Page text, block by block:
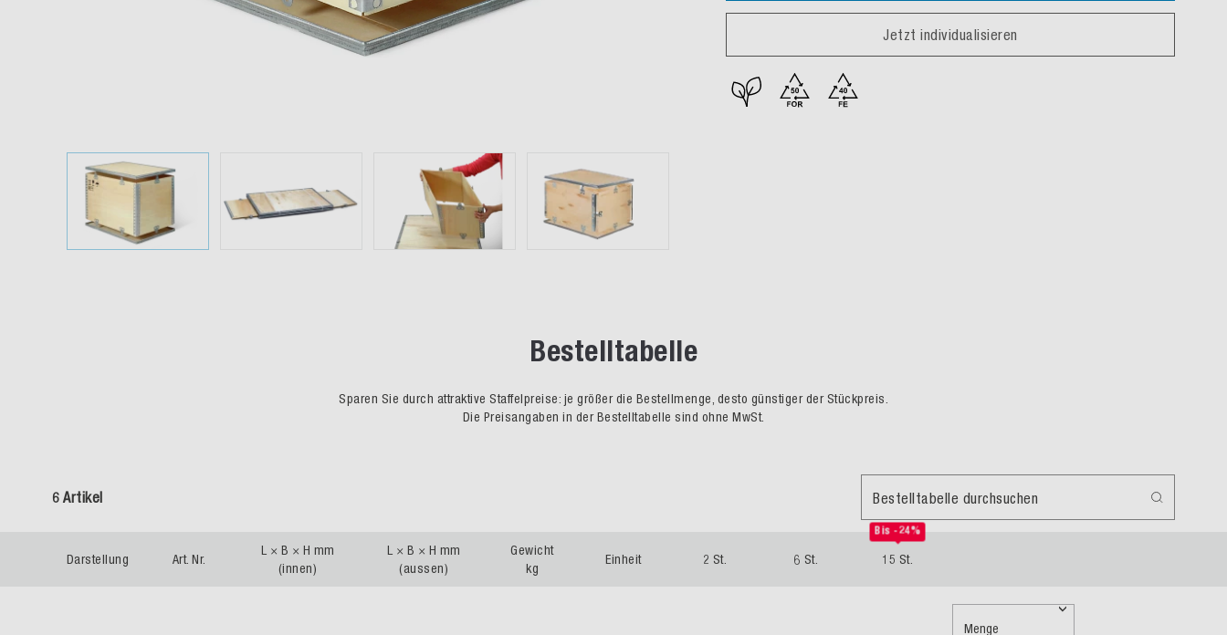
Jetzt individualisieren
Bestelltabelle
Sparen Sie durch attraktive Staffelpreise: je größer die Bestellmenge, desto günstiger der Stückpreis.
Die Preisangaben in der Bestelltabelle sind ohne MwSt.
6 Artikel Bestelltabelle durchsuchen
Darstellung Art. Nr.
L × B × H mm
(innen)
L × B × H mm
(aussen)
Gewicht
kg
Einheit 2 St. 6 St.
Bis -24%
15 St.
Menge